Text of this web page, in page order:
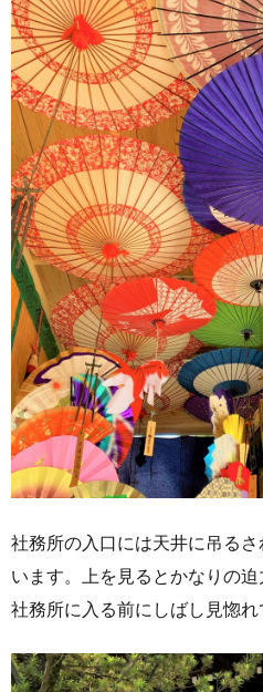
社務所の入口には天井に吊る
います。上を見るとかなりの迫
社務所に入る前にしばし見惚れ